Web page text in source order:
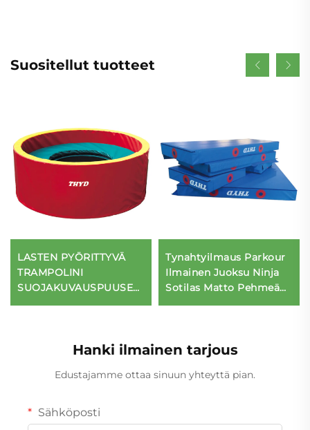
Suositellut tuotteet
LASTEN PYÖRITTYVÄ
TRAMPOLINI
SUOJAKUVAUSPUUSETT
IIN
Tynahtyilmaus Parkour
Ilmainen Juoksu Ninja
Sotilas Matto Pehmeä
Matto Lasten Urheiluun
Hanki ilmainen tarjous
Edustajamme ottaa sinuun yhteyttä pian.
Sähköposti